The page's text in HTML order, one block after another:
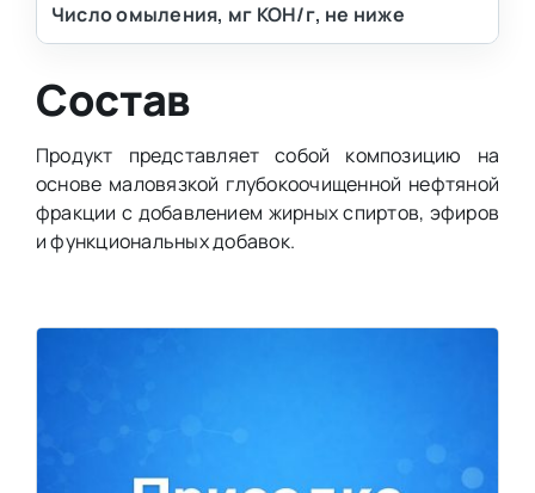
Число омыления, мг КОН/г, не ниже
Состав
Продукт представляет собой композицию на
основе маловязкой глубокоочищенной нефтяной
фракции с добавлением жирных спиртов, эфиров
и функциональных добавок.